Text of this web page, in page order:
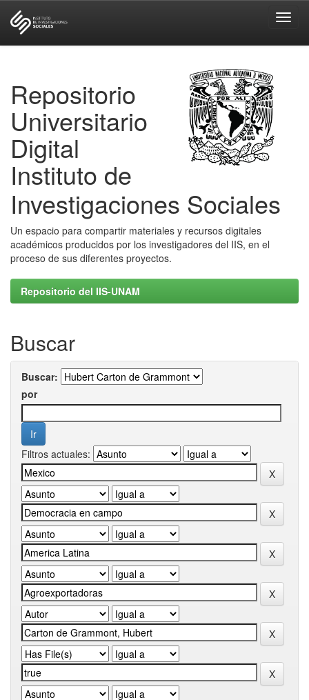
Repositorio
Universitario
Digital
Instituto de
Investigaciones Sociales
Un espacio para compartir materiales y recursos digitales
académicos producidos por los investigadores del IIS, en el
proceso de sus diferentes proyectos.
Repositorio del IIS-UNAM
Buscar
Buscar:
por
Filtros actuales: